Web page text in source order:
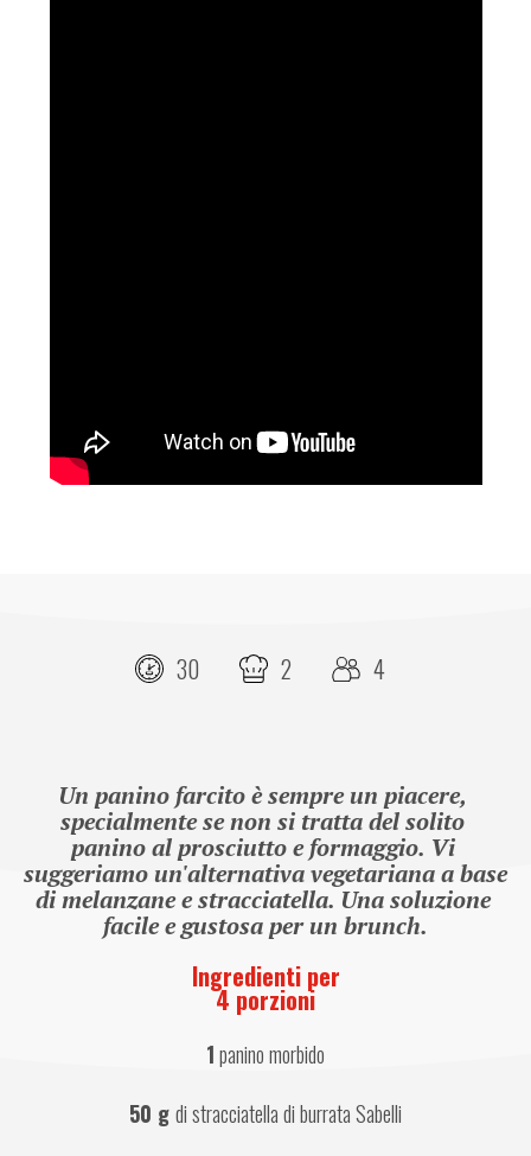
30 2 4
Un panino farcito è sempre un piacere,
specialmente se non si tratta del solito
panino al prosciutto e formaggio. Vi
suggeriamo un'alternativa vegetariana a base
di melanzane e stracciatella. Una soluzione
facile e gustosa per un brunch.
Ingredienti per
4 porzioni
1 panino morbido
50 g di stracciatella di burrata Sabelli